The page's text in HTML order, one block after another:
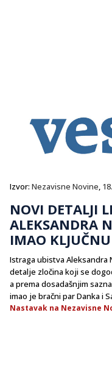
Izvor: Nezavisne Novine,
NOVI DETALJI
ALEKSANDRA
IMAO
Istraga ubistva Aleksandra
detalje zločina koji se
a prema dosadašnjim
imao je bračni par Danka i
Nastavak na Nezavisne